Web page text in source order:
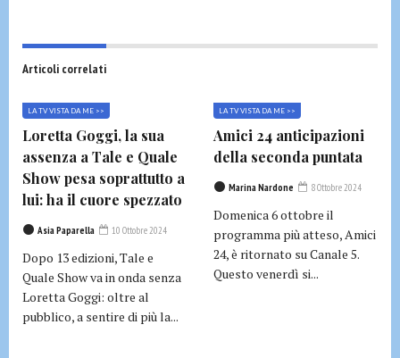
Articoli correlati
LA TV VISTA DA ME >>
Loretta Goggi, la sua
assenza a Tale e Quale
Show pesa soprattutto a
lui: ha il cuore spezzato
Asia Paparella 10 Ottobre 2024
Dopo 13 edizioni, Tale e
Quale Show va in onda senza
Loretta Goggi: oltre al
pubblico, a sentire di più la...
LA TV VISTA DA ME >>
Amici 24 anticipazioni
della seconda puntata
Marina Nardone 8 Ottobre 2024
Domenica 6 ottobre il
programma più atteso, Amici
24, è ritornato su Canale 5.
Questo venerdì si...